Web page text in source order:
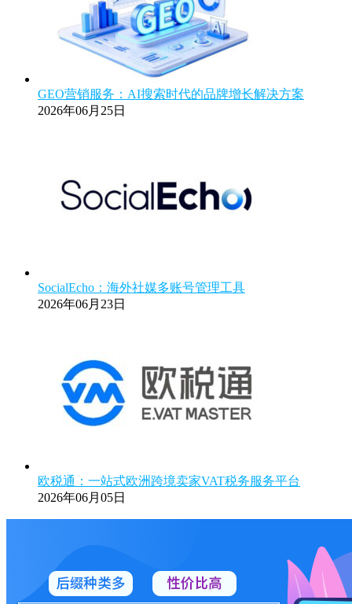
GEO营销服务：AI搜索时代的品牌增长解决方案
2026年06月25日
SocialEcho：海外社媒多账号管理工具
2026年06月23日
欧税通：一站式欧洲跨境卖家VAT税务服务平台
2026年06月05日